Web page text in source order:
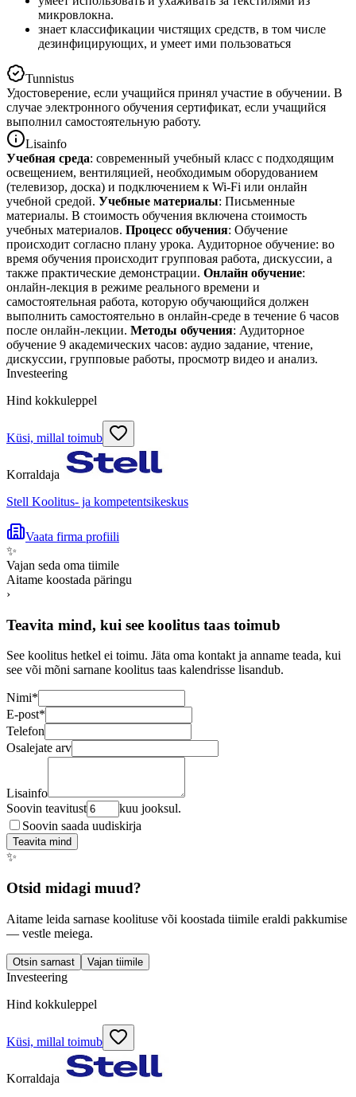
микровлокна.
знает классификации чистящих средств, в том числе
дезинфицирующих, и умеет ими пользоваться
Tunnistus
Удостоверение, если учащийся принял участие в oбучении. В
случае электронного обучения сертификат, если учащийся
выполнил самостоятельную работу.
Lisainfo
Учебная среда: современный учебный класс с подходящим
освещением, вентиляцией, необходимым оборудованием
(телевизор, доска) и подключением к Wi-Fi или онлайн
учебной средой. Учебные материалы: Письменные
материалы. В стоимость обучения включена стоимость
учебных материалов. Процесс обучения: Обучение
происходит согласно плану урока. Аудиторное обучение: во
время обучения происходит групповая работа, дискуссии, а
также практические демонстрации. Онлайн обучение:
онлайн-лекция в режиме реального времени и
самостоятельная работа, которую обучающийся должен
выполнить самостоятельно в онлайн-среде в течение 6 часов
после онлайн-лекции. Методы обучения: Аудиторное
обучение 9 академических часов: аудио задание, чтение,
дискуссии, групповые работы, просмотр видео и анализ.
Investeering
Hind kokkuleppel
Küsi, millal toimub
Korraldaja
Stell Koolitus- ja kompetentsikeskus
Vaata firma profiili
✨
Vajan seda oma tiimile
Aitame koostada päringu
›
Teavita mind, kui see koolitus taas toimub
See koolitus hetkel ei toimu. Jäta oma kontakt ja anname teada, kui
see või mõni sarnane koolitus taas kalendrisse lisandub.
Nimi*
E-post*
Telefon
Osalejate arv
Lisainfo
Soovin teavitust
kuu jooksul.
Soovin saada uudiskirja
Teavita mind
✨
Otsid midagi muud?
Aitame leida sarnase koolituse või koostada tiimile eraldi pakkumise
— vestle meiega.
Otsin sarnast Vajan tiimile
Investeering
Hind kokkuleppel
Küsi, millal toimub
Korraldaja